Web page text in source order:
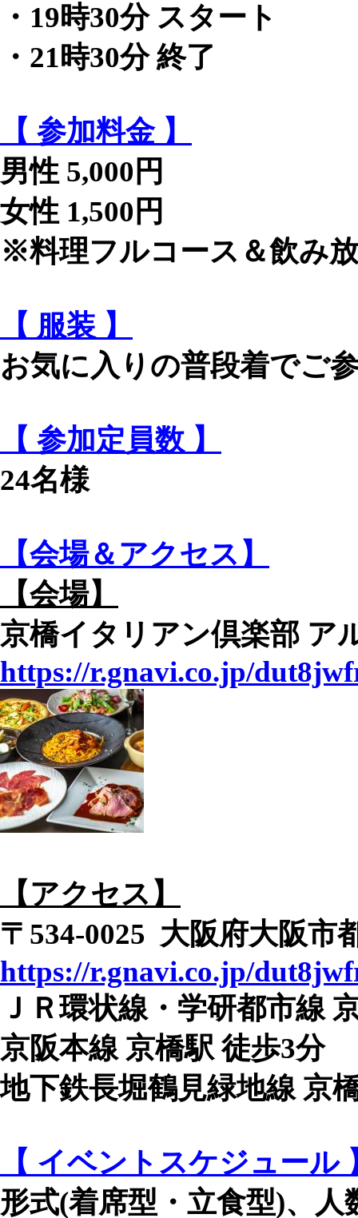
・19時30分 スタート
・21時30分 終了
【 参加料金 】
男性 5,000円
女性 1,500円
※料理フルコース＆飲み
【 服装 】
お気に入りの普段着でご
【 参加定員数 】
24名様
【会場＆アクセス】
【会場】
京橋イタリアン倶楽部 ア
https://r.gnavi.co.jp/
【アクセス】
〒534-0025 大阪府大阪市
https://r.gnavi.co.jp/
ＪＲ環状線・学研都市線
京阪本線 京橋駅 徒歩3分
地下鉄長堀鶴見緑地線 京
【 イベントスケジュール
形式(着席型・立食型)、